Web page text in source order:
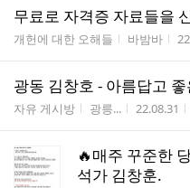
무료로 자격증 자료들을
게시판명
개헌에 대한 오해들 작성자
바밤바
광동 김창호 - 아름답고
게시판명
자유 게시방 작성자
광릉... 작성시간
22.08.31
🔥매주 꾸준한
석가 김창훈.